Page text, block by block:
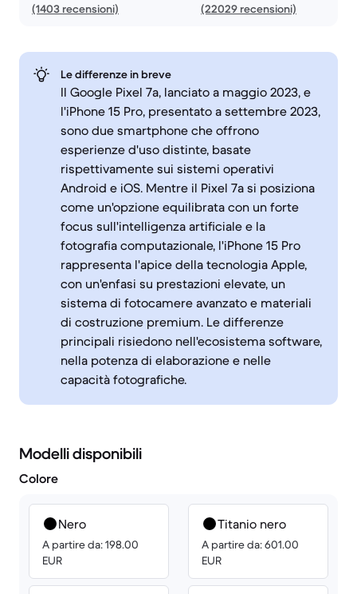
(1403 recensioni)
(22029 recensioni)
Le differenze in breve
Il Google Pixel 7a, lanciato a maggio 2023, e
l'iPhone 15 Pro, presentato a settembre 2023,
sono due smartphone che offrono
esperienze d'uso distinte, basate
rispettivamente sui sistemi operativi
Android e iOS. Mentre il Pixel 7a si posiziona
come un'opzione equilibrata con un forte
focus sull'intelligenza artificiale e la
fotografia computazionale, l'iPhone 15 Pro
rappresenta l'apice della tecnologia Apple,
con un'enfasi su prestazioni elevate, un
sistema di fotocamere avanzato e materiali
di costruzione premium. Le differenze
principali risiedono nell'ecosistema software,
nella potenza di elaborazione e nelle
capacità fotografiche.
Modelli disponibili
Colore
Nero
A partire da: 198.00
EUR
Titanio nero
A partire da: 601.00
EUR